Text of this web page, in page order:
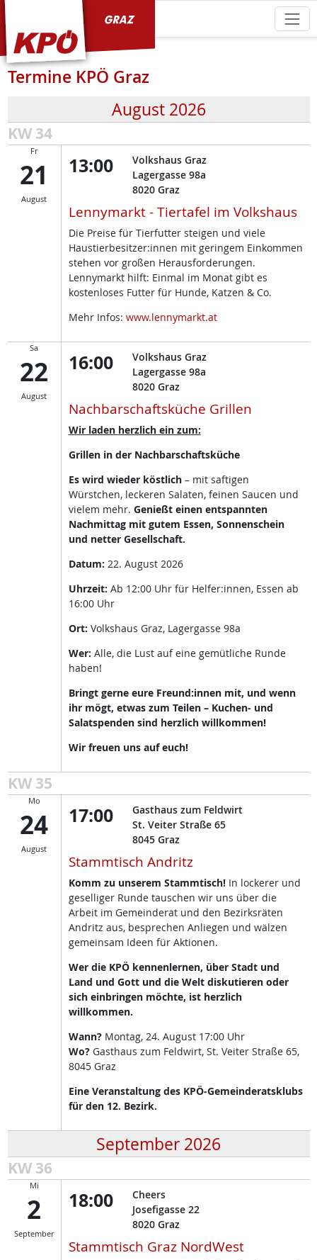
Termine KPÖ Graz
August 2026
KW 34
Fr
21
August
13:00
Volkshaus Graz
Lagergasse 98a
8020 Graz
Lennymarkt - Tiertafel im Volkshaus
Die Preise für Tierfutter steigen und viele
Haustierbesitzer:innen mit geringem Einkommen
stehen vor großen Herausforderungen.
Lennymarkt hilft: Einmal im Monat gibt es
kostenloses Futter für Hunde, Katzen & Co.
Mehr Infos: www.lennymarkt.at
Sa
22
August
16:00
Volkshaus Graz
Lagergasse 98a
8020 Graz
Nachbarschaftsküche Grillen
Wir laden herzlich ein zum:
Grillen in der Nachbarschaftsküche
Es wird wieder köstlich – mit saftigen
Würstchen, leckeren Salaten, feinen Saucen und
vielem mehr. Genießt einen entspannten
Nachmittag mit gutem Essen, Sonnenschein
und netter Gesellschaft.
Datum: 22. August 2026
Uhrzeit: Ab 12:00 Uhr für Helfer:innen, Essen ab
16:00 Uhr
Ort: Volkshaus Graz, Lagergasse 98a
Wer: Alle, die Lust auf eine gemütliche Runde
haben!
Bringt gerne eure Freund:innen mit, und wenn
ihr mögt, etwas zum Teilen – Kuchen- und
Salatspenden sind herzlich willkommen!
Wir freuen uns auf euch!
KW 35
Mo
24
August
17:00
Gasthaus zum Feldwirt
St. Veiter Straße 65
8045 Graz
Stammtisch Andritz
Komm zu unserem Stammtisch!In lockerer und
geselliger Runde tauschen wir uns über die
Arbeit im Gemeinderat und den Bezirksräten
Andritz aus, besprechen Anliegen und wälzen
gemeinsam Ideen für Aktionen.
Wer die KPÖ kennenlernen, über Stadt und
Land und Gott und die Welt diskutieren oder
sich einbringen möchte, ist herzlich
willkommen.
Wann?Montag, 24. August 17:00 Uhr
Wo?Gasthaus zum Feldwirt, St. Veiter Straße 65,
8045 Graz
Eine Veranstaltung des KPÖ-Gemeinderatsklubs
für den 12. Bezirk.
September 2026
KW 36
Mi
2
September
18:00
Cheers
Josefigasse 22
8020 Graz
Stammtisch Graz NordWest